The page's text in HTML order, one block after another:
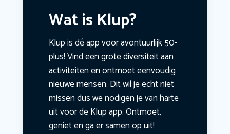
Wat is Klup?
Klup is dé app voor avontuurlijk 50-
plus! Vind een grote diversiteit aan
activiteiten en ontmoet eenvoudig
nieuwe mensen. Dit wil je echt niet
missen dus we nodigen je van harte
uit voor de Klup app. Ontmoet,
geniet en ga er samen op uit!